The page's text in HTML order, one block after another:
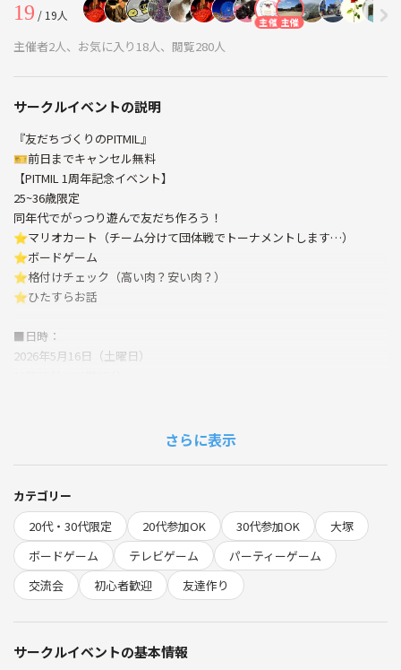
19 / 19人 主催 主催
主催者2人、お気に入り18人、閲覧280人
サークルイベントの説明
『友だちづくりのPITMIL』
🎫前日までキャンセル無料
【PITMIL 1周年記念イベント】
25~36歳限定
同年代でがっつり遊んで友だち作ろう！
⭐マリオカート（チーム分けて団体戦でトーナメントします…）
⭐ボードゲーム
⭐格付けチェック（高い肉？安い肉？）
⭐ひたすらお話
■日時：
2026年5月16日（土曜日）
16:30までには完全集合でお願いします
JR大塚駅前のスペース
大塚駅徒歩1分の好立地
「池袋駅からたったの1駅」
JR大塚駅徒歩1分
■食べ物・飲み物：
高確率で仲良くなれます！
さらに表示
カテゴリー
20代・30代限定
20代参加OK 30代参加OK
大塚
ボードゲーム
テレビゲーム
パーティーゲーム
交流会
初心者歓迎 友達作り
サークルイベントの基本情報